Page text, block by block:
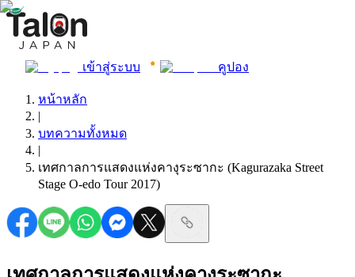
เข้าสู่ระบบ คูปอง
หน้าหลัก
|
บทความทั้งหมด
|
เทศกาลการแสดงแห่งคางุระซากะ (Kagurazaka Street
Stage O-edo Tour 2017)